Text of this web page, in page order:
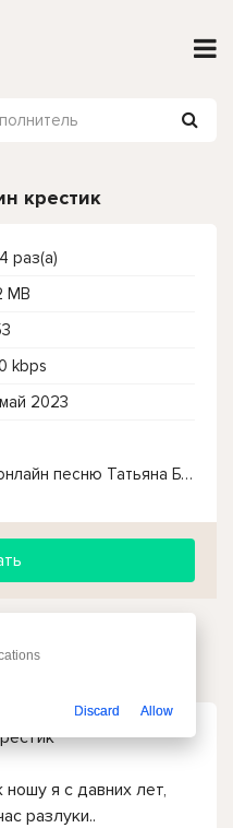
крестик
раз(а)
MB
kbps
2023
Чтобы прослушать онлайн песню Татьяна Буланова - Мамин крестик нажмите на кнопку плей с светом зелений
я с давних лет,
разлуки..
Discard Allow